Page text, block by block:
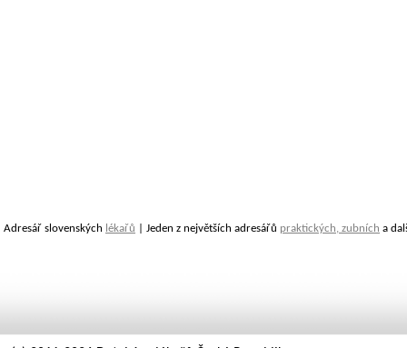
Adresář slovenských lékařů | Jeden z největších adresářů praktických, zubních a